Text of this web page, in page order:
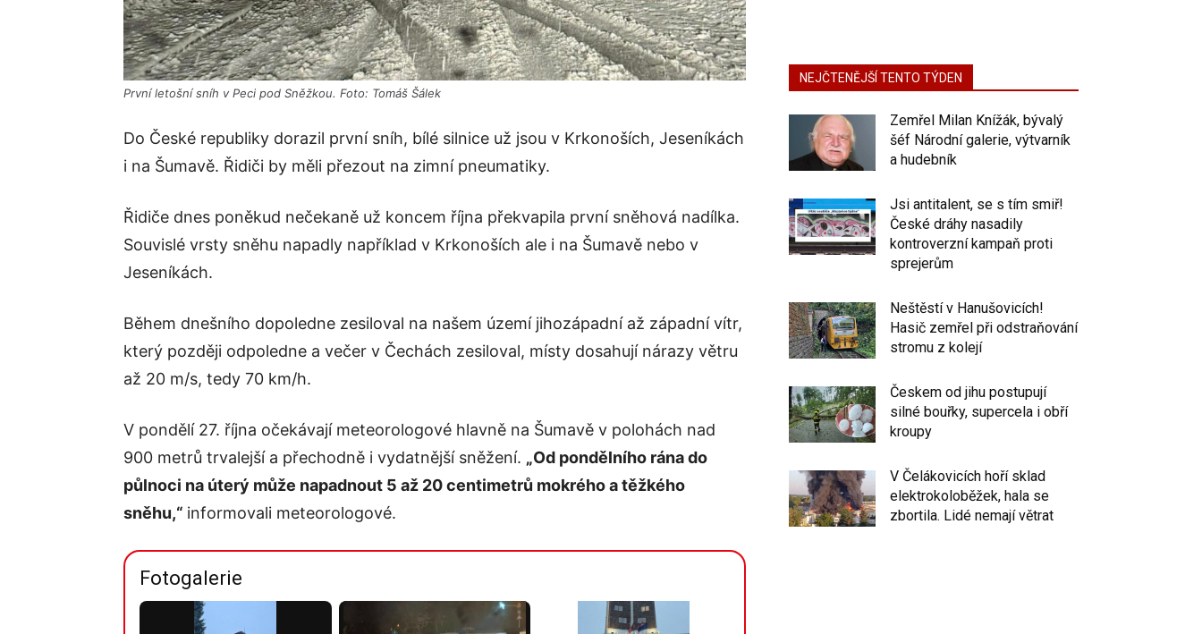
První letošní sníh v Peci pod Sněžkou. Foto: Tomáš Šálek
Do České republiky dorazil první sníh, bílé silnice už jsou v Krkonoších, Jeseníkách
i na Šumavě. Řidiči by měli přezout na zimní pneumatiky.
Řidiče dnes poněkud nečekaně už koncem října překvapila první sněhová nadílka.
Souvislé vrsty sněhu napadly například v Krkonoších ale i na Šumavě nebo v
Jeseníkách.
Během dnešního dopoledne zesiloval na našem území jihozápadní až západní vítr,
který později odpoledne a večer v Čechách zesiloval, místy dosahují nárazy větru
až 20 m/s, tedy 70 km/h.
V pondělí 27. října očekávají meteorologové hlavně na Šumavě v polohách nad
900 metrů trvalejší a přechodně i vydatnější sněžení. „Od pondělního rána do
půlnoci na úterý může napadnout 5 až 20 centimetrů mokrého a těžkého
sněhu,“ informovali meteorologové.
Fotogalerie
NEJČTENĚJŠÍ TENTO TÝDEN
Zemřel Milan Knížák, bývalý
šéf Národní galerie, výtvarník
a hudebník
Jsi antitalent, se s tím smiř!
České dráhy nasadily
kontroverzní kampaň proti
sprejerům
Neštěstí v Hanušovicích!
Hasič zemřel při odstraňování
stromu z kolejí
Českem od jihu postupují
silné bouřky, supercela i obří
kroupy
V Čelákovicích hoří sklad
elektrokoloběžek, hala se
zbortila. Lidé nemají větrat